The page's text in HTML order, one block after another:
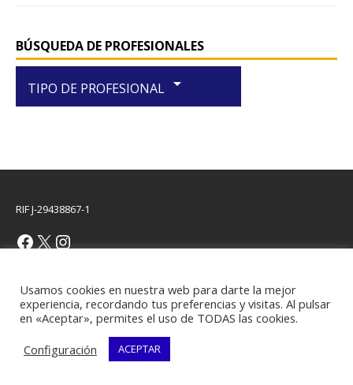
BÚSQUEDA DE PROFESIONALES
TIPO DE PROFESIONAL arrow_drop_down
RIF J-29438867-1
Copyright © 2026 | Plantilla WordPress porMH Themes
Usamos cookies en nuestra web para darte la mejor
experiencia, recordando tus preferencias y visitas. Al pulsar
en «Aceptar», permites el uso de TODAS las cookies.
Configuración
ACEPTAR